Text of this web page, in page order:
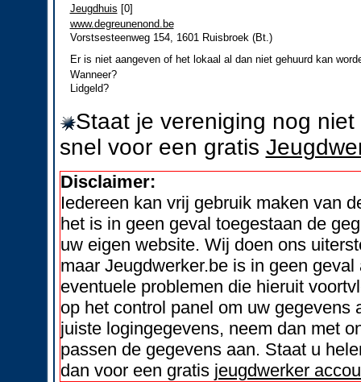
Jeugdhuis [0]
www.degreunenond.be
Vorstsesteenweg 154, 1601 Ruisbroek (Bt.)
Er is niet aangeven of het lokaal al dan niet gehuurd kan
Wanneer?
Lidgeld?
Staat je vereniging nog
snel voor een gratis
Disclaimer:
Iedereen kan vrij gebruik maken van
het is in geen geval toegestaan de
uw eigen website. Wij doen ons
maar Jeugdwerker.be is in geen
eventuele problemen die hieruit
op het control panel om uw
juiste logingegevens, neem dan met
passen de gegevens aan. Staat u
dan voor een gratis jeugdwerker